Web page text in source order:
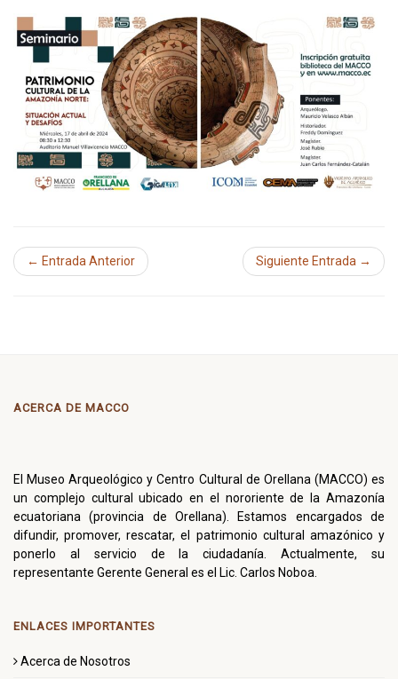
← Entrada Anterior Siguiente Entrada →
ACERCA DE MACCO
El Museo Arqueológico y Centro Cultural de Orellana (MACCO) es
un complejo cultural ubicado en el nororiente de la Amazonía
ecuatoriana (provincia de Orellana). Estamos encargados de
difundir, promover, rescatar, el patrimonio cultural amazónico y
ponerlo al servicio de la ciudadanía. Actualmente, su
representante Gerente General es el Lic. Carlos Noboa.
ENLACES IMPORTANTES
Acerca de Nosotros